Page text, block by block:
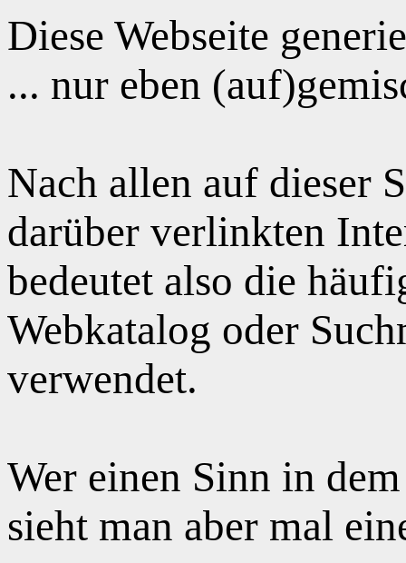
Diese Webseite
... nur eben
Nach allen auf dieser
darüber verlinkten
bedeutet also die
Webkatalog oder
verwendet.
Wer einen Sinn in
sieht man aber mal